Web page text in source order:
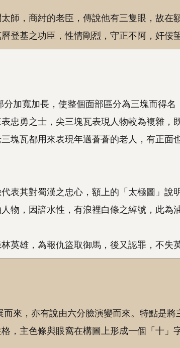
太師，商紂的老臣，傳說他有三隻眼，故在
登基之功臣，性情剛烈，守正不阿，奸佞
分加寬加長，使整個面部區分為三塊而得
忠勇之士，尖三塊瓦表現人物較為複雜
塊瓦都用來表現年邁蒼蒼的老人，有正面
表其對蜀漢之忠心，額上的「太極圖」說
物，因諳水性，有浪裡白條之綽號，此為
林英雄，為報仇盜取御馬，後又認罪，不失
來，亦有說由六分臉演變而來。特點是
，主色條與眼窩在構圖上形成一個「十」